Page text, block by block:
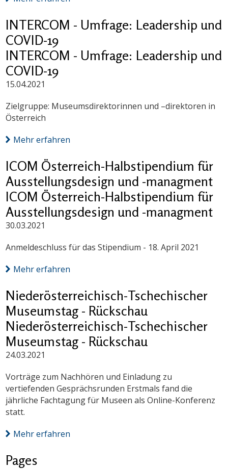
INTERCOM - Umfrage: Leadership und
COVID-19
INTERCOM - Umfrage: Leadership und
COVID-19
15.04.2021
Zielgruppe: Museumsdirektorinnen und –direktoren in
Österreich
Mehr erfahren
ICOM Österreich-Halbstipendium für
Ausstellungsdesign und -managment
ICOM Österreich-Halbstipendium für
Ausstellungsdesign und -managment
30.03.2021
Anmeldeschluss für das Stipendium - 18. April 2021
Mehr erfahren
Niederösterreichisch-Tschechischer
Museumstag - Rückschau
Niederösterreichisch-Tschechischer
Museumstag - Rückschau
24.03.2021
Vorträge zum Nachhören und Einladung zu
vertiefenden Gesprächsrunden Erstmals fand die
jährliche Fachtagung für Museen als Online-Konferenz
statt.
Mehr erfahren
Pages